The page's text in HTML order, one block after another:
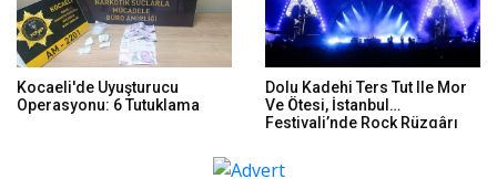
Kocaeli'de Uyuşturucu
Operasyonu: 6 Tutuklama
Dolu Kadehi Ters Tut Ile Mor
Ve Ötesi, İstanbul
Festivali’nde Rock Rüzgârı